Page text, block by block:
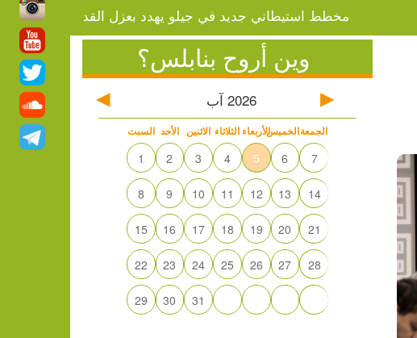
مخطط استيطاني جديد في جيلو يهدد بعزل القدس الشرقية عن بيت
وين أروح بنابلس؟
2026 آب
السبت الأحد الاثنين الثلاثاء الأربعاءالخميسالجمعة
1 2 3 4 5 6 7
8 9 10 11 12 13 14
15 16 17 18 19 20 21
22 23 24 25 26 27 28
29 30 31